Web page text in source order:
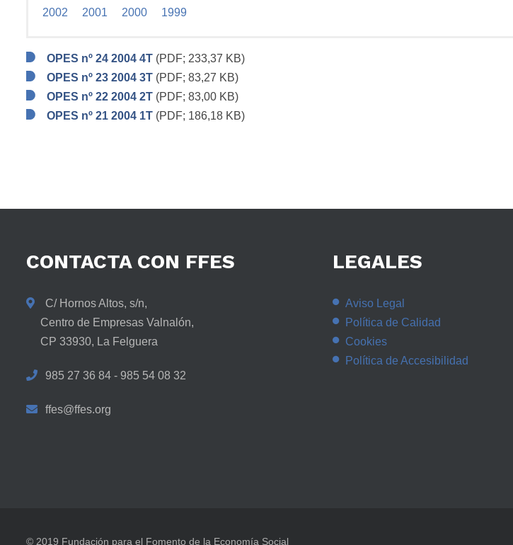
2002 2001 2000 1999
OPES nº 24 2004 4T (PDF; 233,37 KB)
OPES nº 23 2004 3T (PDF; 83,27 KB)
OPES nº 22 2004 2T (PDF; 83,00 KB)
OPES nº 21 2004 1T (PDF; 186,18 KB)
CONTACTA CON FFES
C/ Hornos Altos, s/n,
Centro de Empresas Valnalón,
CP 33930, La Felguera
985 27 36 84 - 985 54 08 32
ffes@ffes.org
LEGALES
Aviso Legal
Política de Calidad
Cookies
Política de Accesibilidad
© 2019 Fundación para el Fomento de la Economía Social